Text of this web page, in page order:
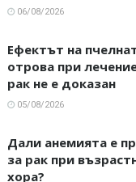
06/08/2026
Ефектът на
отрова при
рак не е доказан
05/08/2026
Дали анемията е
за рак при
хора?